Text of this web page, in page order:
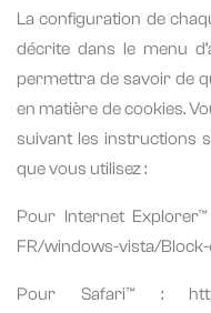
La configuration de
décrite dans le menu
permettra de savoir de
en matière de cookies.
suivant les instructions
que vous utilisez :
Pour Internet
FR/windows-vista/
Pour Safari™ : http://